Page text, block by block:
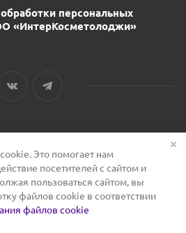
персональных
«ИнтерКосметолоджи»
для косметологов
Это помогает нам
посетителей с сайтом и
пользоваться сайтом, вы
файлов cookie в соответствии
файлов cookie